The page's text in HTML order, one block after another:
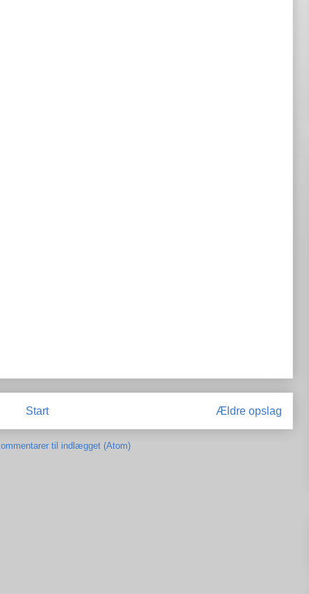
Ældre opslag
Start
til indlægget (Atom)